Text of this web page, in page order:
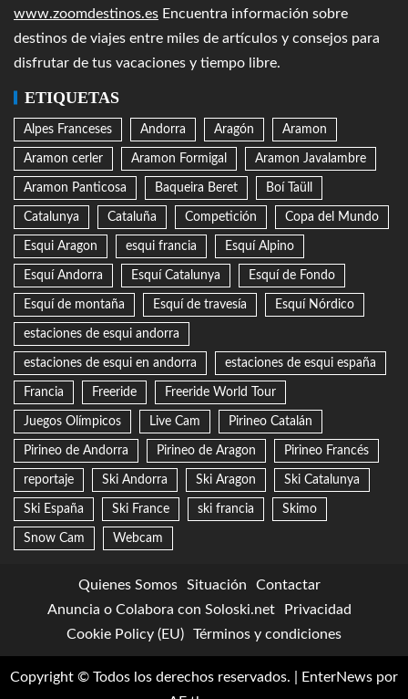
www.zoomdestinos.es Encuentra información sobre
destinos de viajes entre miles de artículos y consejos para
disfrutar de tus vacaciones y tiempo libre.
ETIQUETAS
Alpes Franceses Andorra Aragón Aramon
Aramon cerler Aramon Formigal Aramon Javalambre
Aramon Panticosa Baqueira Beret Boí Taüll
Catalunya Cataluña Competición Copa del Mundo
Esqui Aragon esqui francia Esquí Alpino
Esquí Andorra Esquí Catalunya Esquí de Fondo
Esquí de montaña Esquí de travesía Esquí Nórdico
estaciones de esqui andorra
estaciones de esqui en andorra estaciones de esqui españa
Francia Freeride Freeride World Tour
Juegos Olímpicos Live Cam Pirineo Catalán
Pirineo de Andorra Pirineo de Aragon Pirineo Francés
reportaje Ski Andorra Ski Aragon Ski Catalunya
Ski España Ski France ski francia Skimo
Snow Cam Webcam
Quienes Somos Situación
Contactar
Anuncia o Colabora con Soloski.net
Privacidad
Cookie Policy (EU)
Términos y condiciones
Copyright © Todos los derechos reservados. EnterNews por